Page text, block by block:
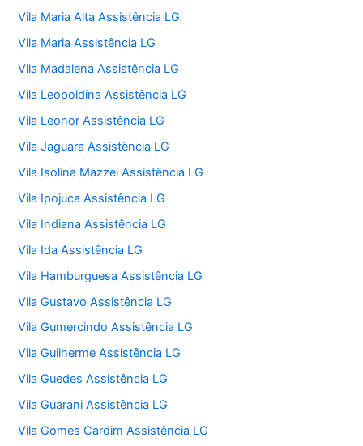
Vila Maria Alta Assistência LG
Vila Maria Assistência LG
Vila Madalena Assistência LG
Vila Leopoldina Assistência LG
Vila Leonor Assistência LG
Vila Jaguara Assistência LG
Vila Isolina Mazzei Assistência LG
Vila Ipojuca Assistência LG
Vila Indiana Assistência LG
Vila Ida Assistência LG
Vila Hamburguesa Assistência LG
Vila Gustavo Assistência LG
Vila Gumercindo Assistência LG
Vila Guilherme Assistência LG
Vila Guedes Assistência LG
Vila Guarani Assistência LG
Vila Gomes Cardim Assistência LG